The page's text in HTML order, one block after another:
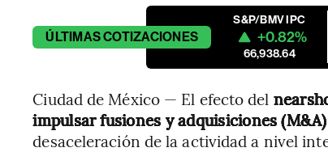
ÚLTIMASCOTIZACIONES
S&P/BMV IPC
+0.82%
66,938.64
Ciudad de México — El efecto del
impulsar fusiones y adquisiciones
desaceleración de la actividad a nivel